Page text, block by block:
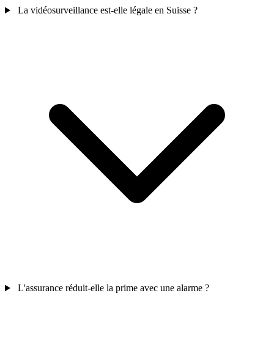
La vidéosurveillance est-elle légale en Suisse ?
L'assurance réduit-elle la prime avec une alarme ?